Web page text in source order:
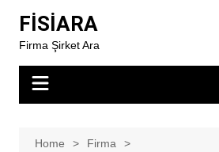
content
FİSİARA
Firma Şirket Ara
Home
Firma